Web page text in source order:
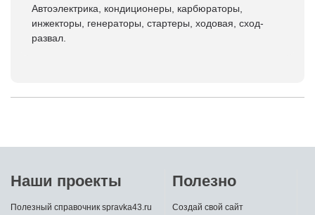
Автоэлектрика, кондиционеры, карбюраторы,
инжекторы, генераторы, стартеры, ходовая, сход-
развал.
Наши проекты
Полезный справочник spravka43.ru
Полезно
Создай свой сайт